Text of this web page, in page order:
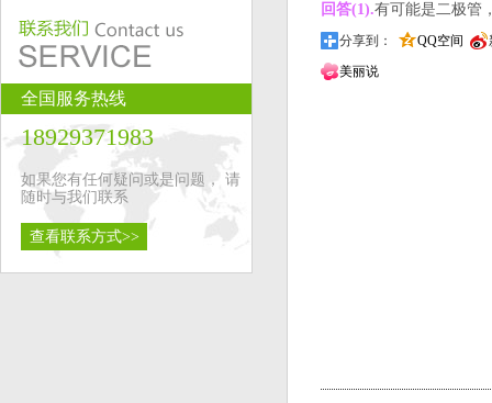
全国服务热线
18929371983
如果您有任何疑问或是问题， 请
随时与我们联系
查看联系方式>>
回答(1).有可能是二极管
分享到： QQ空间
美丽说